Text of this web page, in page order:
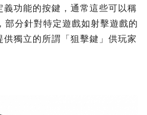
功能的按鍵，通常這些可以稱
分針對特定遊戲如射擊遊戲的
獨立的所謂「狙擊鍵」供玩家